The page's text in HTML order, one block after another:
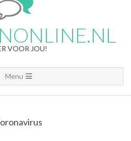
VOOR JOU!
Menu